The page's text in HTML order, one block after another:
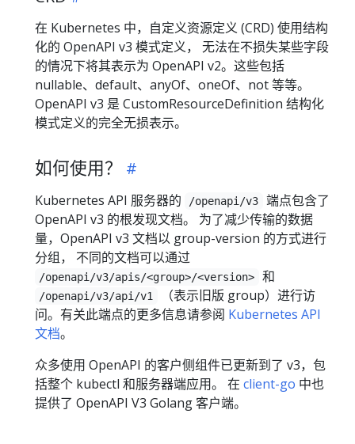
在 Kubernetes 中，自定义资源定义 (CRD) 使用结构
化的 OpenAPI v3 模式定义， 无法在不损失某些字段
的情况下将其表示为 OpenAPI v2。这些包括
nullable、default、anyOf、oneOf、not 等等。
OpenAPI v3 是 CustomResourceDefinition 结构化
模式定义的完全无损表示。
如何使用？
Kubernetes API 服务器的 /openapi/v3
端点包含了
OpenAPI v3 的根发现文档。 为了减少传输的数据
量，OpenAPI v3 文档以 group-version 的方式进行
分组， 不同的文档可以通过
/openapi/v3/apis/<group>/<version> 和
/openapi/v3/api/v1
（表示旧版 group）进行访
问。有关此端点的更多信息请参阅 Kubernetes API
文档。
众多使用 OpenAPI 的客户侧组件已更新到了 v3，包
括整个 kubectl 和服务器端应用。 在 client-go 中也
提供了 OpenAPI V3 Golang 客户端。